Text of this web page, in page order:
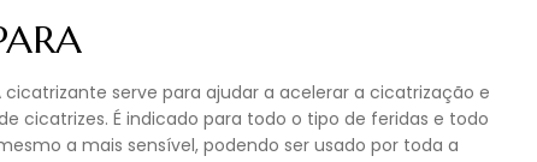
cicatrizante serve para ajudar a acelerar a cicatrização e
cicatrizes. É indicado para todo o tipo de feridas e todo
a mais sensível, podendo ser usado por toda a